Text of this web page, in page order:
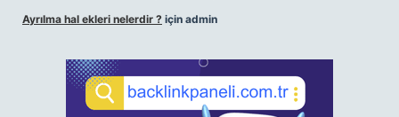
Ayrılma hal ekleri nelerdir ? için admin